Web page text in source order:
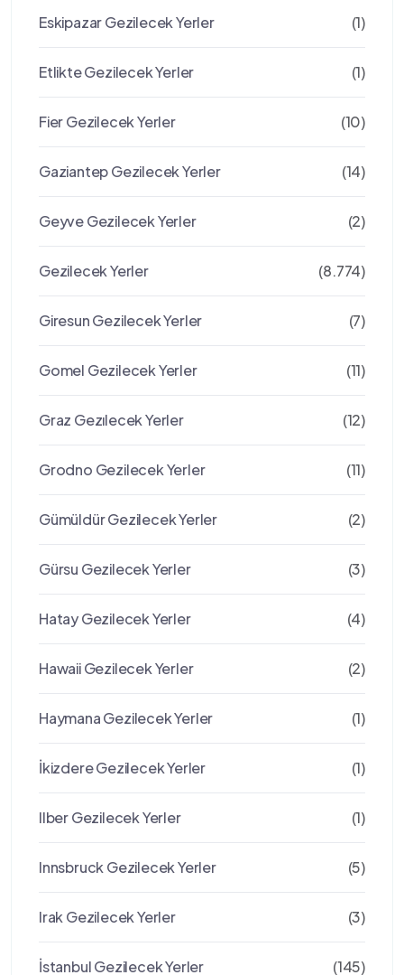
Eskipazar Gezilecek Yerler (1)
Etlikte Gezilecek Yerler (1)
Fier Gezilecek Yerler (10)
Gaziantep Gezilecek Yerler (14)
Geyve Gezilecek Yerler (2)
Gezilecek Yerler (8.774)
Giresun Gezilecek Yerler (7)
Gomel Gezilecek Yerler (11)
Graz Gezılecek Yerler (12)
Grodno Gezilecek Yerler (11)
Gümüldür Gezilecek Yerler (2)
Gürsu Gezilecek Yerler (3)
Hatay Gezilecek Yerler (4)
Hawaii Gezilecek Yerler (2)
Haymana Gezilecek Yerler (1)
İkizdere Gezilecek Yerler (1)
Ilber Gezilecek Yerler (1)
Innsbruck Gezilecek Yerler (5)
Irak Gezilecek Yerler (3)
İstanbul Gezilecek Yerler (145)